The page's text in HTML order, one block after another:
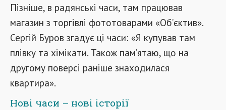
Пізніше, в радянські часи, там працював
магазин з торгівлі фототоварами «Об’єктив».
Сергій Буров згадує ці часи: «Я купував там
плівку та хімікати. Також пам’ятаю, що на
другому поверсі раніше знаходилася
квартира».
Нові часи – нові історії